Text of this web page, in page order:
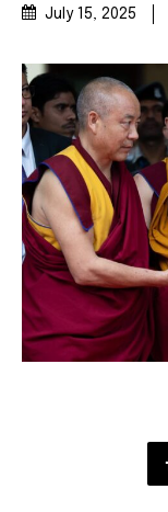
July 15, 2025